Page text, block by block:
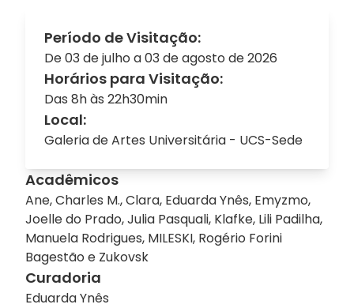
Acadêmicos
Ane, Charles M., Clara, Eduarda Ynês, Emyzmo,
Joelle do Prado, Julia Pasquali, Klafke, Lili Padilha,
Manuela Rodrigues, MILESKI, Rogério Forini
Bagestão e Zukovsk
Curadoria
Eduarda Ynês
Período de Visitação:
De 03 de julho a 03 de agosto de 2026
Horários para Visitação:
Das 8h às 22h30min
Local:
Galeria de Artes Universitária - UCS-Sede